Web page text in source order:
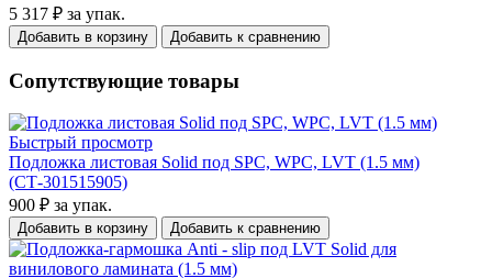
5 317 ₽ за упак.
Добавить в корзину Добавить к сравнению
Сопутствующие товары
Быстрый просмотр
Подложка листовая Solid под SPC, WPC, LVT (1.5 мм)
(СТ-301515905)
900 ₽ за упак.
Добавить в корзину Добавить к сравнению